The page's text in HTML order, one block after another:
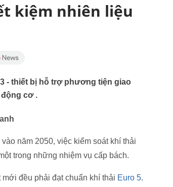
kiệm nhiên liệu
- thiết bị hỗ trợ phương tiện giao
cơ .
năm 2050, việc kiểm soát khí thải
trong những nhiệm vụ cấp bách.
đều phải đạt chuẩn khí thải Euro 5.